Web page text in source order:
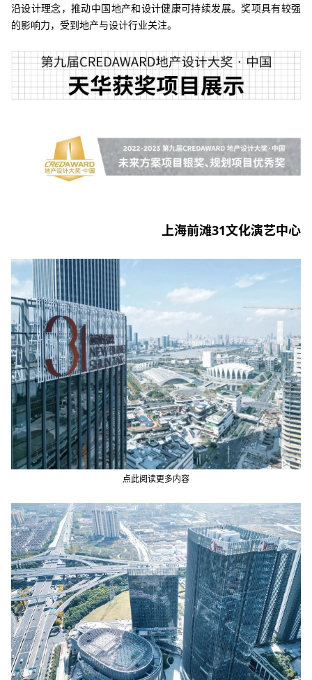
沿设计理念，推动中国地产和设计健康可持续发展。奖项具有较强
的影响力，受到地产与设计行业关注。
上海前滩31文化演艺中心
点此阅读更多内容